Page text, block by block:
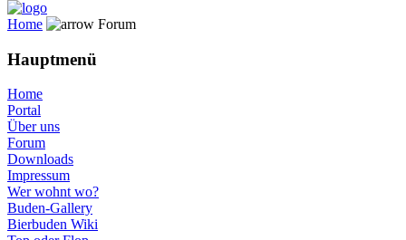
Home Forum
Hauptmenü
Home
Portal
Über uns
Forum
Downloads
Impressum
Wer wohnt wo?
Buden-Gallery
Bierbuden Wiki